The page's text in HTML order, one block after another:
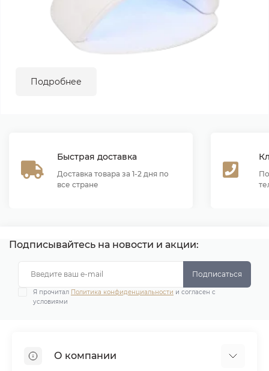
Подробнее
Быстрая доставка
Доставка товара за 1-2 дня по
все стране
Подписывайтесь на новости и акции:
Подписаться
Я прочитал Политика конфиденциальности и согласен с
условиями
О компании